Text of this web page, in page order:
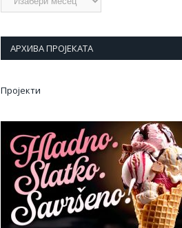
АРХИВА ПРОЈЕКАТА
Пројекти